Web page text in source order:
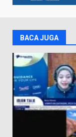
BACA JUGA